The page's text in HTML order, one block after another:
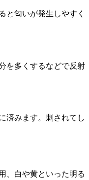
と匂いが発生しやすく
を多くするなどで反射
済みます。刺されてし
、白や黄といった明る